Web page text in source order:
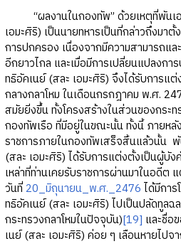
“ผลงานในกองทัพ” ด้วยเหตุที่พันเอ
เอมะศิริ) เป็นนายทหารเป็นที่กล่าวถึงมา
การปกครอง เนื่องจากมีความสามารถแ
อีกยาวไกล และเมื่อมีการเปลี่ยนแปลงก
ทธิอัคเนย์ (สละ เอมะศิริ) จึงได้รับการแ
กลางกลาโหม ในเดือนกรกฎาคม พ.ศ.
สมัยยิ่งขึ้น ทั้งโครงสร้างในส่วนของกระ
กองทัพเรือ ที่มีอยู่ในขณะนั้น ทั้งนี้ ภายหลั
ราชการภายในกองทัพเสร็จสิ้นแล้วนั้น
(สละ เอมะศิริ) ได้รับการแต่งตั้งเป็นผู้บั
เหล่าที่ท่านเคยรับราชการผ่านมาในอดีต
วันที่ 20_มิถุนายน_พ.ศ._2476 ได้มีกา
ทธิอัคเนย์ (สละ เอมะศิริ) ไปเป็นปลัดทูลฉ
กระทรวงกลาโหมในปัจจุบัน)[19] และชื่อ
เนย์ (สละ เอมะศิริ) ค่อย ๆ เลือนหายไปจ